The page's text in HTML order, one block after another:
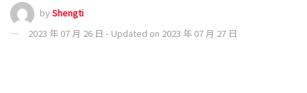
byShengti
2023 年 07 月 26 日 - Updated on 2023 年 07 月 27 日